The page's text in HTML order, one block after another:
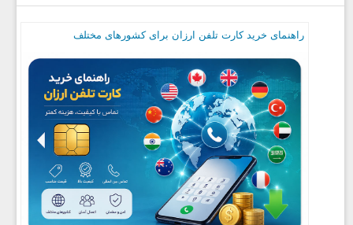
راهنمای خرید کارت تلفن ارزان برای کشورهای مختلف